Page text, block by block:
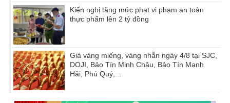
Kiến nghị tăng mức phạt vi phạm an toàn
thực phẩm lên 2 tỷ đồng
Giá vàng miếng, vàng nhẫn ngày 4/8 tại SJC,
DOJI, Bảo Tín Minh Châu, Bảo Tín Mạnh
Hải, Phú Quý,...